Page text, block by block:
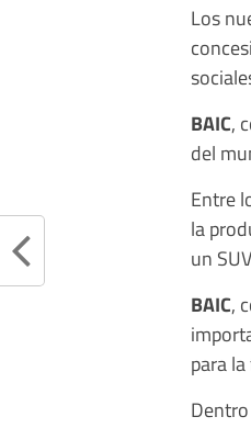
Los
BAIC,
del
Entre
la
un
BAIC,
para